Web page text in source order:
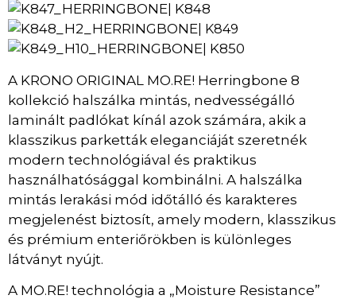
K848
| K849
K850
A KRONO ORIGINAL MO.RE! Herringbone 8
kollekció halszálka mintás, nedvességálló
laminált padlókat kínál azok számára, akik a
klasszikus parketták eleganciáját szeretnék
modern technológiával és praktikus
használhatósággal kombinálni. A halszálka
mintás lerakási mód időtálló és karakteres
megjelenést biztosít, amely modern, klasszikus
és prémium enteriőrökben is különleges
látványt nyújt.
A MO.RE! technológia a „Moisture Resistance”